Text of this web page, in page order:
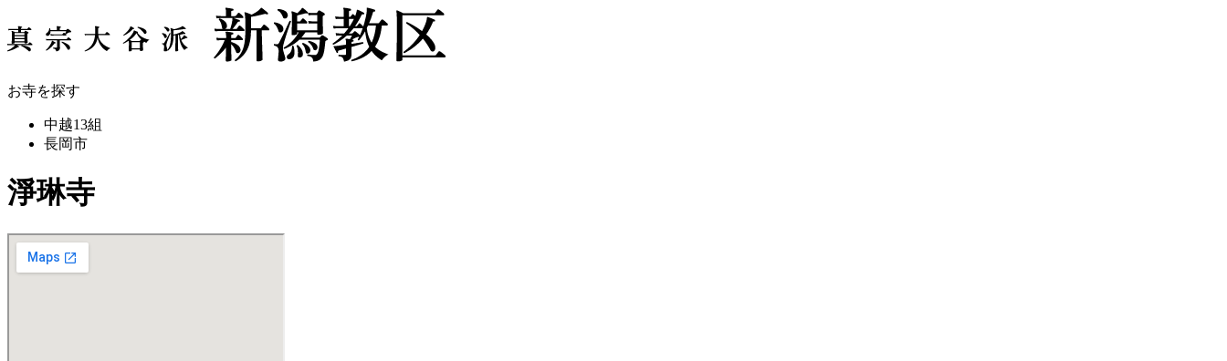
お寺を探す
中越13組
長岡市
淨琳寺